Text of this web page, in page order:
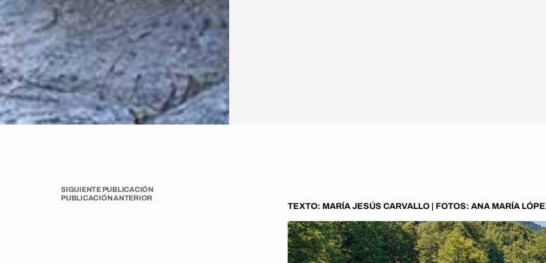
SIGUIENTE PUBLICACIÓN
PUBLICACIÓN ANTERIOR
TEXTO: MARÍA JESÚS CARVALLO | FOTOS: ANA MARÍA